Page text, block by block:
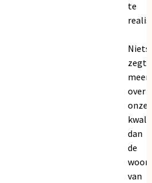
te
Niets
zegt
meer
over
onze
dan
de
van